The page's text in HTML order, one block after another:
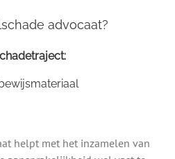
advocaat?
helpt met het inzamelen van